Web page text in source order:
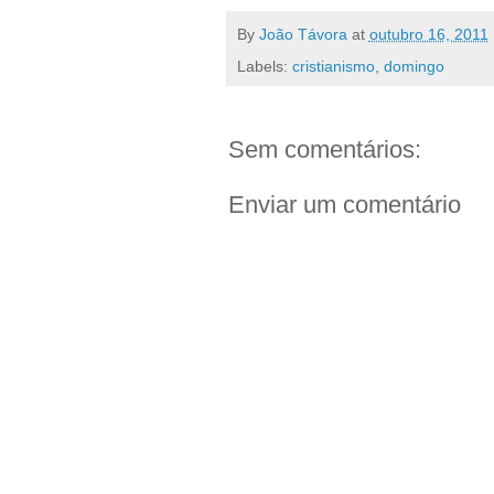
By João Távora at outubro 16, 2011
Labels: cristianismo, domingo
Sem comentários:
Enviar um comentário